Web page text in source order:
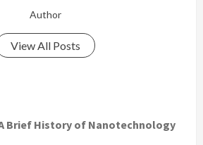
Author
View All Posts
Brief History of Nanotechnology